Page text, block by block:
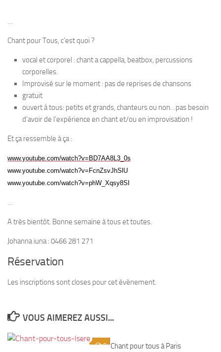
…
Chant pour Tous, c’est quoi ?
vocal et corporel : chant a cappella, beatbox, percussions
corporelles.
Improvisé sur le moment : pas de reprises de chansons
gratuit
ouvert à tous: petits et grands, chanteurs ou non…pas besoin
d’avoir de l’expérience en chant et/ou en improvisation !
Et ça ressemble à ça :
www.youtube.com/watch?v=BD7AA8L3_0s
www.youtube.com/watch?v=FcnZsvJhSlU
www.youtube.com/watch?v=phW_Xqsy8SI
…
A très bientôt. Bonne semaine à tous et toutes.
Johanna iuna : 0466 281 271
Réservation
Les inscriptions sont closes pour cet évènement.
VOUS AIMEREZ AUSSI...
0 Chant pour tous à Paris